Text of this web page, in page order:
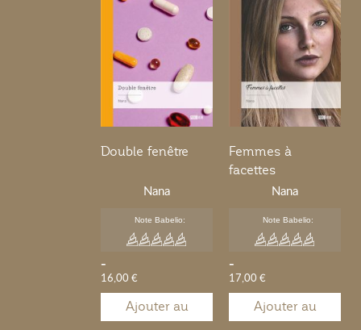
Double fenêtre
Nana
Note Babelio:
-
16,00 €
Ajouter au
Femmes à
facettes
Nana
Note Babelio:
-
17,00 €
Ajouter au